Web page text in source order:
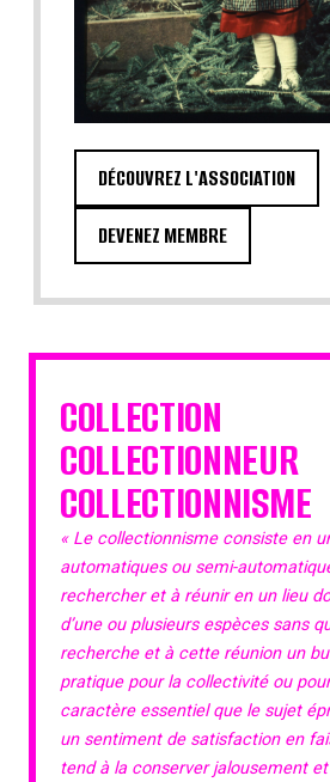
DÉCOUVREZ L'ASSOCIATION
DEVENEZ MEMBRE
COLLECTION
COLLECTIONNEUR
COLLECTIONNISME
« Le collectionnisme consiste en
automatiques ou semi-
rechercher et à réunir en un lieu
d’une ou plusieurs espèces sans
recherche et à cette réunion un
pratique pour la collectivité ou
caractère essentiel que le sujet
un sentiment de satisfaction en
tend à la conserver jalousement